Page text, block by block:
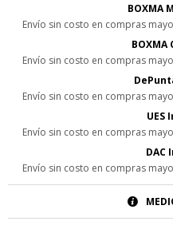
BOXMA
Envío sin costo en compras
BOXMA
Envío sin costo en compras
Envío sin costo en compras
UES
Envío sin costo en compras
DAC
Envío sin costo en compras